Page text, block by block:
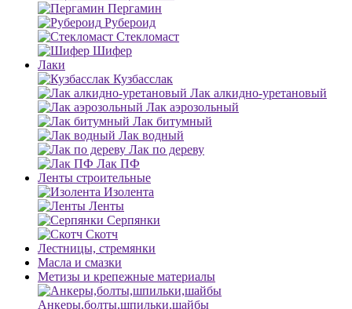
Пергамин
Рубероид
Стекломаст
Шифер
Лаки
Кузбасслак
Лак алкидно-уретановый
Лак аэрозольный
Лак битумный
Лак водный
Лак по дереву
Лак ПФ
Ленты строительные
Изолента
Ленты
Серпянки
Скотч
Лестницы, стремянки
Масла и смазки
Метизы и крепежные материалы
Анкеры,болты,шпильки,шайбы